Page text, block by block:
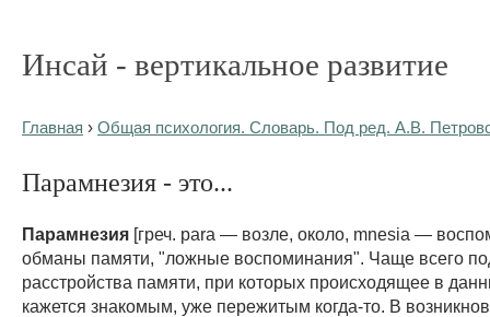
Инсай - вертикальное развитие
Главная › Общая психология. Словарь. Под ред. А.В.
Парамнезия - это...
Парамнезия [греч. para — возле, около, mnesia —
обманы памяти, "ложные воспоминания". Чаще всего
расстройства памяти, при которых происходящее в
кажется знакомым, уже пережитым когда-то. В